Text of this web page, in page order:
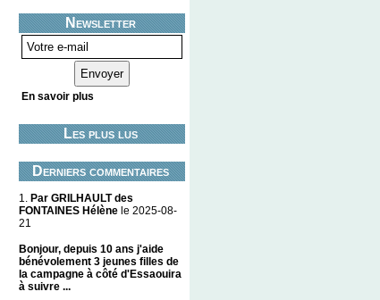
Newsletter
En savoir plus
Les plus lus
Derniers commentaires
1.
Par GRILHAULT des
FONTAINES Hélène le 2025-08-
21
Bonjour, depuis 10 ans j'aide
bénévolement 3 jeunes filles de
la campagne à côté d'Essaouira
à suivre ...